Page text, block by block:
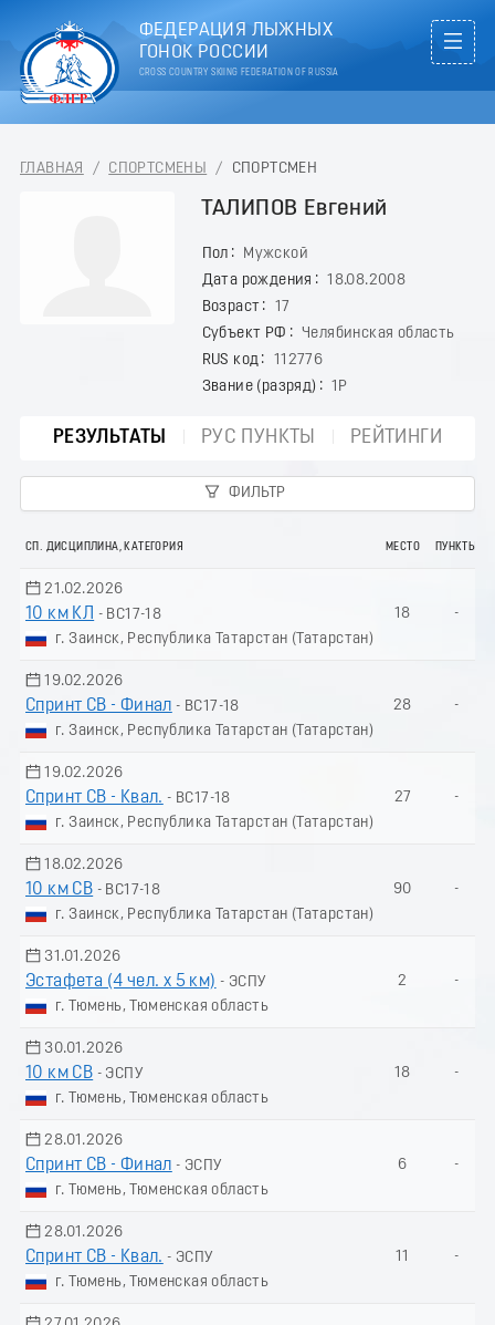
ФЕДЕРАЦИЯ ЛЫЖНЫХ
ГОНОК РОССИИ
CROSS COUNTRY SKIING FEDERATION OF RUSSIA
ГЛАВНАЯ / СПОРТСМЕНЫ / СПОРТСМЕН
ТАЛИПОВ Евгений
Пол
Мужской
Дата рождения
18.08.2008
Возраст
17
Субъект РФ
Челябинская область
RUS код
112776
Звание (разряд)
1Р
РЕЗУЛЬТАТЫ РУС ПУНКТЫ РЕЙТИНГИ
ФИЛЬТР
СП. ДИСЦИПЛИНА, КАТЕГОРИЯ МЕСТО ПУНКТЫ
21.02.2026
10 км КЛ
- ВС17-18
г. Заинск, Республика Татарстан (Татарстан)
18 -
19.02.2026
Спринт СВ - Финал - ВС17-18
г. Заинск, Республика Татарстан (Татарстан)
28 -
19.02.2026
Спринт СВ - Квал. - ВС17-18
г. Заинск, Республика Татарстан (Татарстан)
27 -
18.02.2026
10 км СВ - ВС17-18
г. Заинск, Республика Татарстан (Татарстан)
90 -
31.01.2026
Эстафета (4 чел. х 5 км) - ЭСПУ
г. Тюмень, Тюменская область
2 -
30.01.2026
10 км СВ - ЭСПУ
г. Тюмень, Тюменская область
18 -
28.01.2026
Спринт СВ - Финал - ЭСПУ
г. Тюмень, Тюменская область
6 -
28.01.2026
Спринт СВ - Квал. - ЭСПУ
г. Тюмень, Тюменская область
11 -